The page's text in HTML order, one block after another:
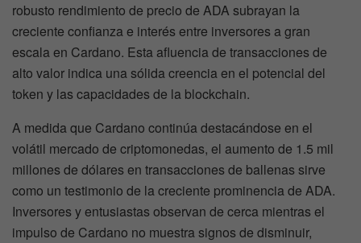
robusto rendimiento de precio de ADA subrayan la
creciente confianza e interés entre inversores a gran
escala en Cardano. Esta afluencia de transacciones de
alto valor indica una sólida creencia en el potencial del
token y las capacidades de la blockchain.
A medida que Cardano continúa destacándose en el
volátil mercado de criptomonedas, el aumento de 1.5 mil
millones de dólares en transacciones de ballenas sirve
como un testimonio de la creciente prominencia de ADA.
Inversores y entusiastas observan de cerca mientras el
impulso de Cardano no muestra signos de disminuir,